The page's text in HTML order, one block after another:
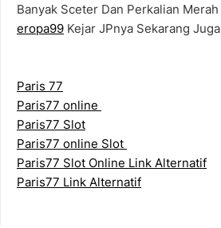
Banyak Sceter Dan Perkalian
eropa99 Kejar JPnya Sekarang Juga
Paris 77
Paris77 online
Paris77 Slot
Paris77 online Slot
Paris77 Slot Online Link Alternatif
Paris77 Link Alternatif